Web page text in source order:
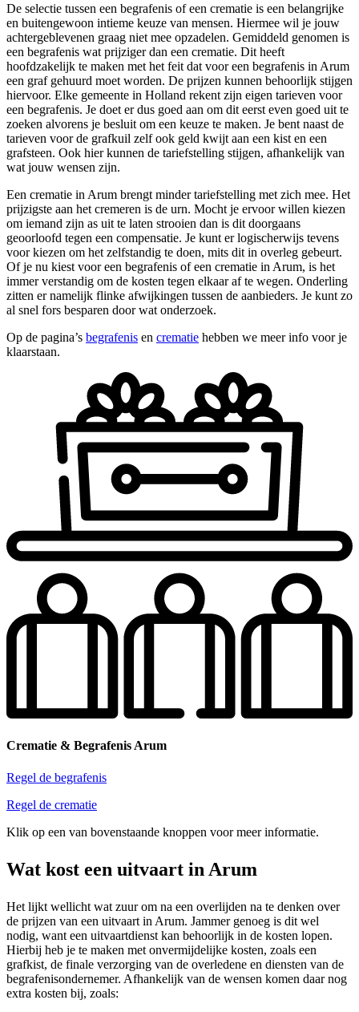
De selectie tussen een begrafenis of een crematie is een belangrijke
en buitengewoon intieme keuze van mensen. Hiermee wil je jouw
achtergeblevenen graag niet mee opzadelen. Gemiddeld genomen is
een begrafenis wat prijziger dan een crematie. Dit heeft
hoofdzakelijk te maken met het feit dat voor een begrafenis in Arum
een graf gehuurd moet worden. De prijzen kunnen behoorlijk stijgen
hiervoor. Elke gemeente in Holland rekent zijn eigen tarieven voor
een begrafenis. Je doet er dus goed aan om dit eerst even goed uit te
zoeken alvorens je besluit om een keuze te maken. Je bent naast de
tarieven voor de grafkuil zelf ook geld kwijt aan een kist en een
grafsteen. Ook hier kunnen de tariefstelling stijgen, afhankelijk van
wat jouw wensen zijn.
Een crematie in Arum brengt minder tariefstelling met zich mee. Het
prijzigste aan het cremeren is de urn. Mocht je ervoor willen kiezen
om iemand zijn as uit te laten strooien dan is dit doorgaans
geoorloofd tegen een compensatie. Je kunt er logischerwijs tevens
voor kiezen om het zelfstandig te doen, mits dit in overleg gebeurt.
Of je nu kiest voor een begrafenis of een crematie in Arum, is het
immer verstandig om de kosten tegen elkaar af te wegen. Onderling
zitten er namelijk flinke afwijkingen tussen de aanbieders. Je kunt zo
al snel fors besparen door wat onderzoek.
Op de pagina’s begrafenis en crematie hebben we meer info voor je
klaarstaan.
Crematie & Begrafenis Arum
Regel de begrafenis
Regel de crematie
Klik op een van bovenstaande knoppen voor meer informatie.
Wat kost een uitvaart in Arum
Het lijkt wellicht wat zuur om na een overlijden na te denken over
de prijzen van een uitvaart in Arum. Jammer genoeg is dit wel
nodig, want een uitvaartdienst kan behoorlijk in de kosten lopen.
Hierbij heb je te maken met onvermijdelijke kosten, zoals een
grafkist, de finale verzorging van de overledene en diensten van de
begrafenisondernemer. Afhankelijk van de wensen komen daar nog
extra kosten bij, zoals: